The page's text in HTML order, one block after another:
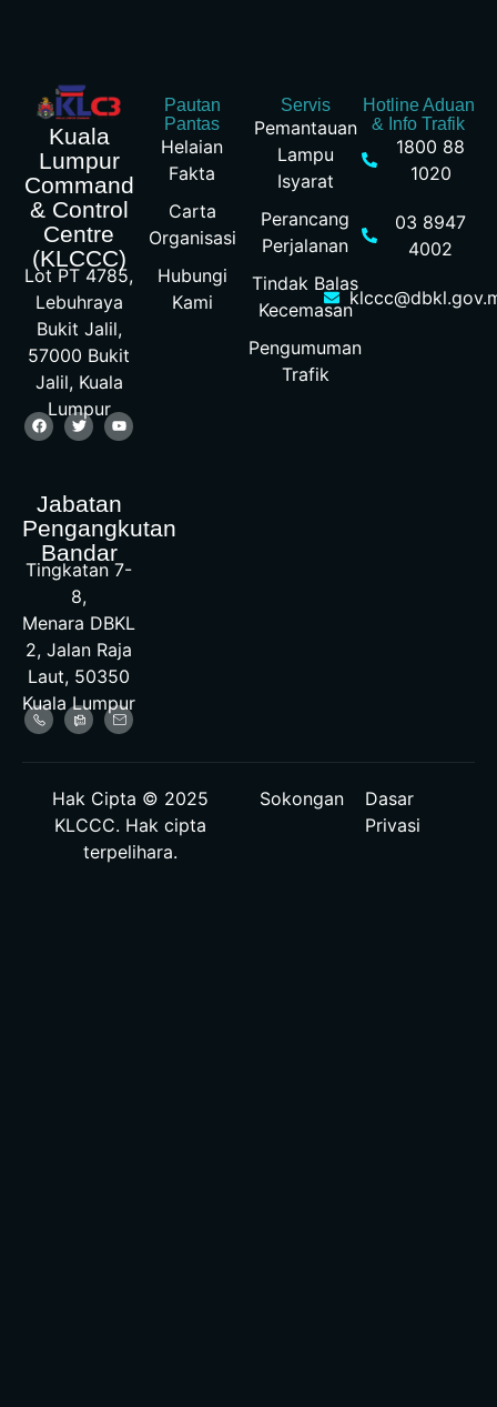
Kuala
Lumpur
Command
& Control
Centre
(KLCCC)
Lot PT 4785,
Lebuhraya
Bukit Jalil,
57000 Bukit
Jalil, Kuala
Lumpur
Jabatan
Pengangkutan
Bandar
Tingkatan 7-
8,
Menara DBKL
2, Jalan Raja
Laut, 50350
Kuala Lumpur
Pautan
Pantas
Helaian
Fakta
Carta
Organisasi
Hubungi
Kami
Servis
Pemantauan
Lampu
Isyarat
Perancang
Perjalanan
Tindak Balas
Kecemasan
Pengumuman
Trafik
Hotline Aduan
& Info Trafik
1800 88
1020
03 8947
4002
Hak Cipta © 2025
KLCCC. Hak cipta
terpelihara.
Sokongan
Dasar
Privasi